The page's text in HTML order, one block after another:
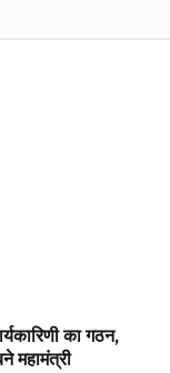
का गठन,
महामंत्री